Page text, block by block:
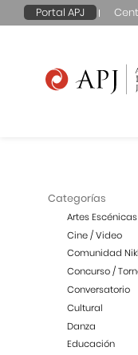
Portal APJ
Categorías
Artes Escénicas
Cine / Video
Comunidad
Concurso /
Conversatorio
Cultural
Danza
Educación